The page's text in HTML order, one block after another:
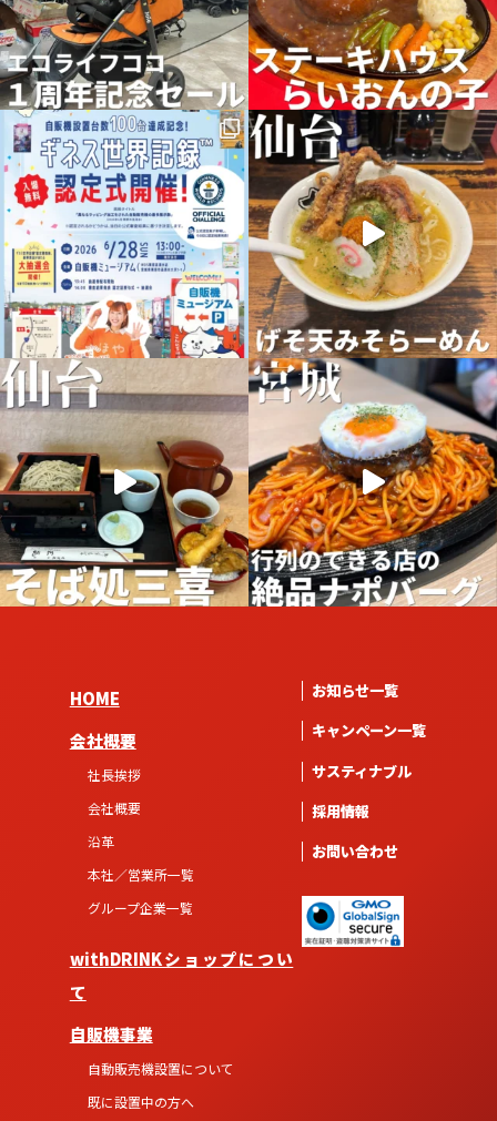
HOME
会社概要
社長挨拶
会社概要
沿革
本社／営業所一覧
グループ企業一覧
withDRINKショップについ
て
自販機事業
自動販売機設置について
既に設置中の方へ
お知らせ一覧
キャンペーン一覧
サスティナブル
採用情報
お問い合わせ